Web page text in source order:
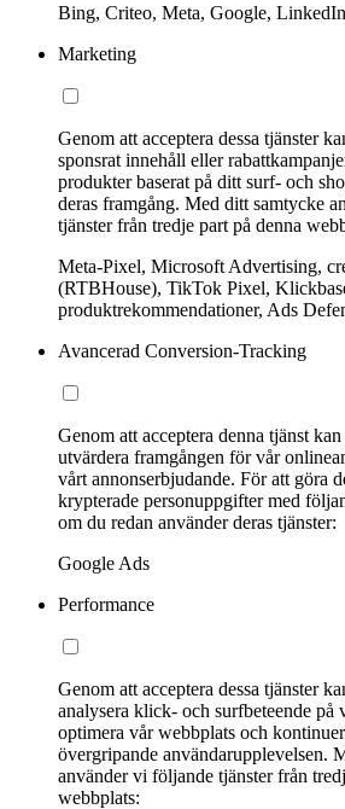
Bing, Criteo, Meta, Google,
Marketing
Genom att acceptera dessa tjänster
sponsrat innehåll eller
produkter baserat på ditt surf- och
deras framgång. Med ditt samtycke
tjänster från tredje part på denna
Meta-Pixel, Microsoft Advertising,
(RTBHouse), TikTok Pixel,
produktrekommendationer, Ads
Avancerad Conversion-Tracking
Genom att acceptera denna tjänst
utvärdera framgången för vår
vårt annonserbjudande. För att göra
krypterade personuppgifter med
om du redan använder deras tjänster:
Google Ads
Performance
Genom att acceptera dessa tjänster
analysera klick- och surfbeteende på
optimera vår webbplats och
övergripande användarupplevelsen.
använder vi följande tjänster från
webbplats: